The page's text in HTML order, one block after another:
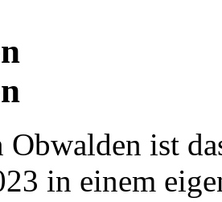
Obwalden ist
in einem